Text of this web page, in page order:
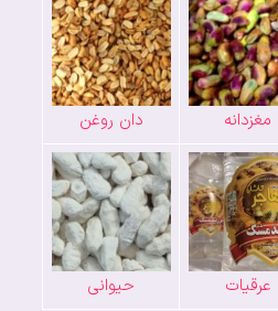
مغزدانه دان روغن
عرقیات حیوانی